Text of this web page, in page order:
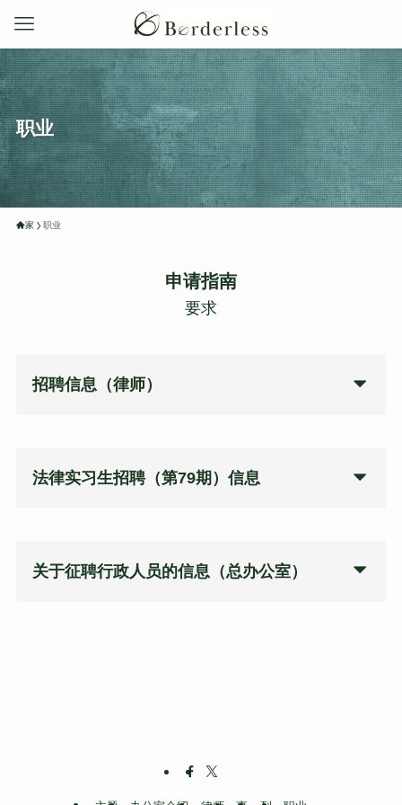
职业
家 职业
申请指南
要求
招聘信息（律师）
法律实习生招聘（第79期） 信息
关于征聘行政人员的信息（总办公室）